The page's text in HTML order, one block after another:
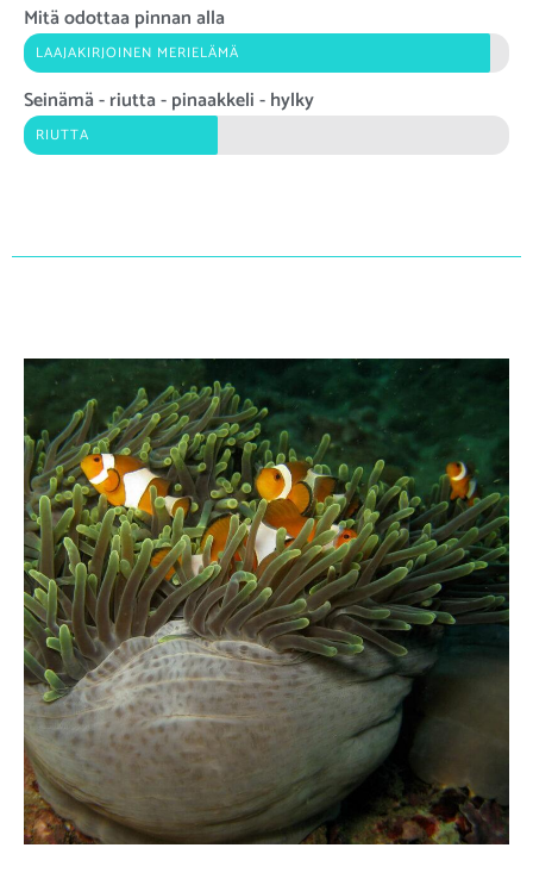
Mitä odottaa pinnan alla
LAAJAKIRJOINEN MERIELÄMÄ
Seinämä - riutta - pinaakkeli - hylky
RIUTTA